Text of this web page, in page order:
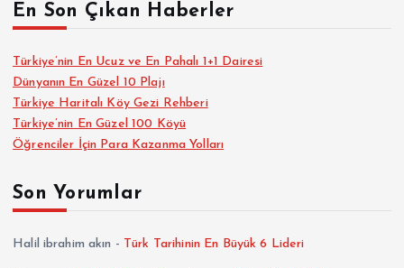
En Son Çıkan Haberler
Türkiye’nin En Ucuz ve En Pahalı 1+1 Dairesi
Dünyanın En Güzel 10 Plajı
Türkiye Haritalı Köy Gezi Rehberi
Türkiye’nin En Güzel 100 Köyü
Öğrenciler İçin Para Kazanma Yolları
Son Yorumlar
Halil ibrahim akın - Türk Tarihinin En Büyük 6 Lideri